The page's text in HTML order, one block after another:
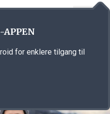
APPEN
for enklere tilgang til